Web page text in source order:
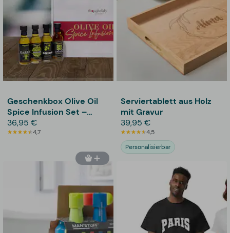
Geschenkbox Olive Oil
Spice Infusion Set –
Thoughtfully
36,95 €
4,7
Serviertablett aus Holz
mit Gravur
39,95 €
4,5
Personalisierbar